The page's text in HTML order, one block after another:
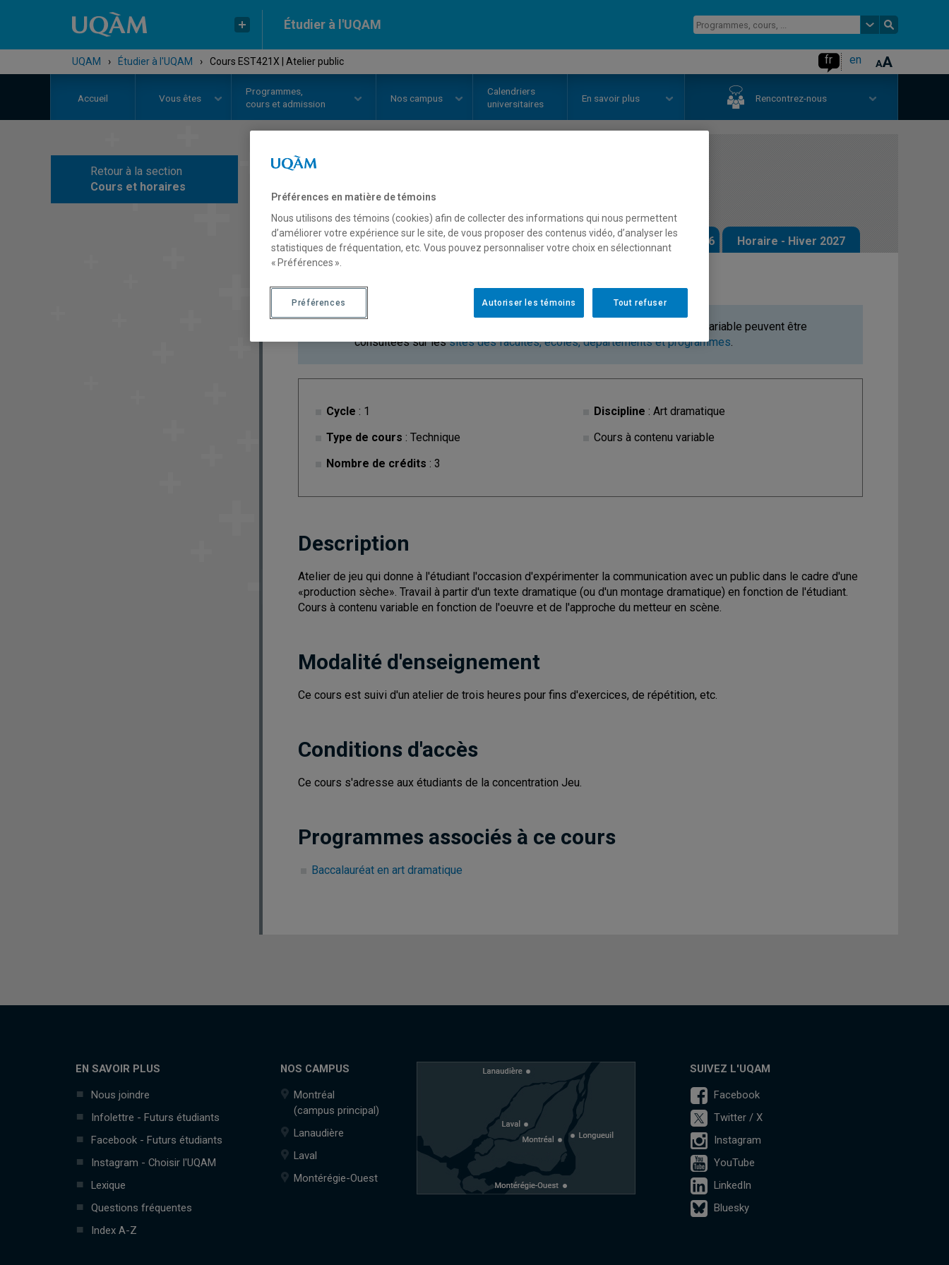
Étudier à l'UQAM
UQAM › Étudier à l'UQAM › Cours EST421X | Atelier public fr en
Accueil Vous êtes
Programmes,
cours et admission
Nos campus
Calendriers
universitaires
En savoir plus Rencontrez-nous
Retour à la section
Cours et horaires
Description Horaire - Été 2026 Horaire - Automne 2026 Horaire - Hiver 2027
Ce cours est à contenu variable. Les descriptions des cours à contenu variable peuvent être
consultées sur lessites des facultés, écoles, départements et programmes.
Cycle : 1
Type de cours : Technique
Nombre de crédits : 3
Discipline : Art dramatique
Cours à contenu variable
Description
Atelier de jeu qui donne à l'étudiant l'occasion d'expérimenter la communication avec un public dans le cadre d'une
«production sèche». Travail à partir d'un texte dramatique (ou d'un montage dramatique) en fonction de l'étudiant.
Cours à contenu variable en fonction de l'oeuvre et de l'approche du metteur en scène.
Modalité d'enseignement
Ce cours est suivi d'un atelier de trois heures pour fins d'exercices, de répétition, etc.
Conditions d'accès
Ce cours s'adresse aux étudiants de la concentration Jeu.
Programmes associés à ce cours
Baccalauréat en art dramatique
EN SAVOIR PLUS
Nous joindre
Infolettre - Futurs étudiants
Facebook - Futurs étudiants
Instagram - Choisir l'UQAM
Lexique
Questions fréquentes
Index A-Z
NOS CAMPUS
Montréal
(campus principal)
Lanaudière
Laval
Montérégie-Ouest
SUIVEZ L'UQAM
Facebook
Twitter / X
Instagram
YouTube
LinkedIn
Bluesky
Préférences en matière de témoins
Nous utilisons des témoins (cookies) afin de collecter des informations qui nous permettent
d’améliorer votre expérience sur le site, de vous proposer des contenus vidéo, d’analyser les
statistiques de fréquentation, etc. Vous pouvez personnaliser votre choix en sélectionnant
« Préférences ».
Tout refuser
Autoriser les témoins
Préférences